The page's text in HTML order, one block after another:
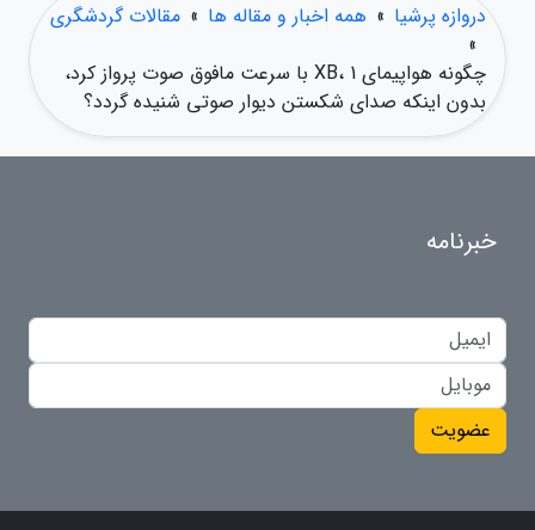
دروازه پرشیا » همه اخبار و مقاله ها » مقالات گردشگری
»
چگونه هواپیمای XB، 1 با سرعت مافوق صوت پرواز کرد،
بدون اینکه صدای شکستن دیوار صوتی شنیده گردد؟
خبرنامه
عضویت